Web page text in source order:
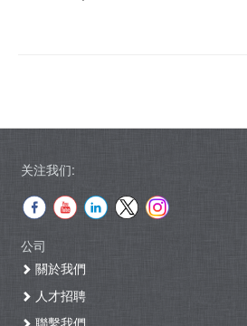
关注我们:
公司
關於我們
人才招聘
聯繫我們